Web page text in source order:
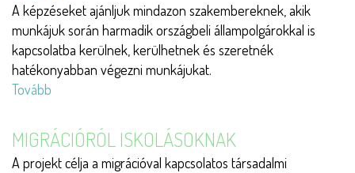
A képzéseket ajánljuk mindazon szakembereknek, akik
munkájuk során harmadik országbeli állampolgárokkal is
kapcsolatba kerülnek, kerülhetnek és szeretnék
hatékonyabban végezni munkájukat.
Tovább
MIGRÁCIÓRÓL ISKOLÁSOKNAK
A projekt célja a migrációval kapcsolatos társadalmi